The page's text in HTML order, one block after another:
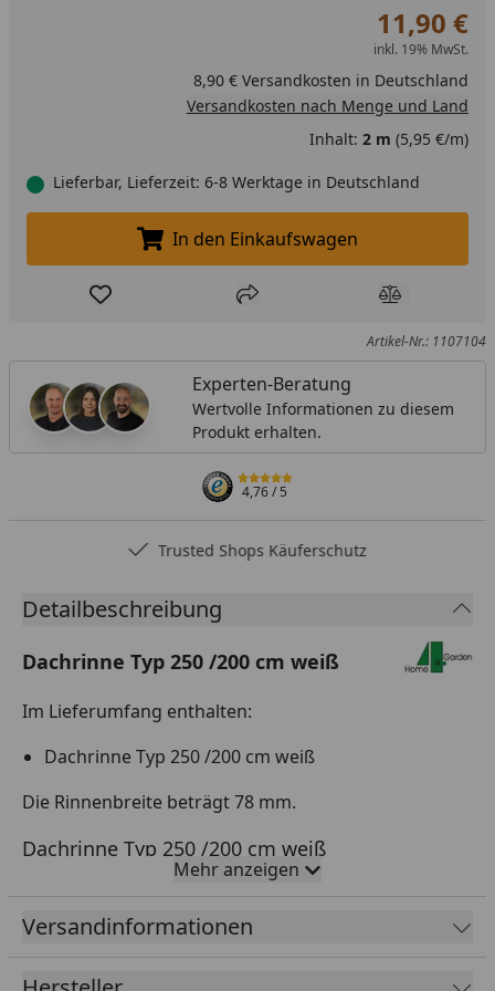
11,90 €
inkl. 19% MwSt.
8,90 € Versandkosten in Deutschland
Versandkosten nach Menge und Land
Inhalt: 2 m (5,95 €/m)
Lieferbar, Lieferzeit: 6-8 Werktage in Deutschland
In den Einkaufswagen legen
In den Einkaufswagen
Produkt zur Wunschliste hinzufügen
Teilen Produkt
Artikel-Nr.: 1107104
Experten-Beratung
Wertvolle Informationen zu diesem
Produkt erhalten.
4,76/ 5
Trusted Shops Käuferschutz
Detailbeschreibung
Dachrinne Typ 250 /200 cm weiß
Im Lieferumfang enthalten:
Dachrinne Typ 250 /200 cm weiß
Die Rinnenbreite beträgt 78 mm.
Dachrinne Typ 250 /200 cm weiß
Unsere Dachrinne Typ 250 /200 cm in der Farbe weiß
ist die perfekte Lösung für Ihr Dach. Mit einer Breite
Regenwassers und schützt Ihre Fassade vor
Mehr anzeigen
Versandinformationen